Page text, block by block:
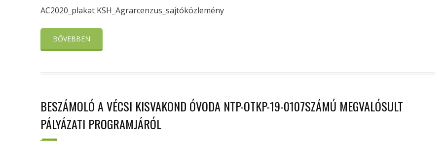
AC2020_plakat KSH_Agrarcenzus_sajtóközlemény
BŐVEBBEN
BESZÁMOLÓ A VÉCSI KISVAKOND ÓVODA NTP-OTKP-19-0107SZÁMÚ MEGVALÓSULT
PÁLYÁZATI PROGRAMJÁRÓL